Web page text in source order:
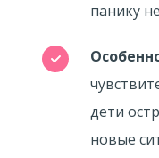
панику
дети
новые